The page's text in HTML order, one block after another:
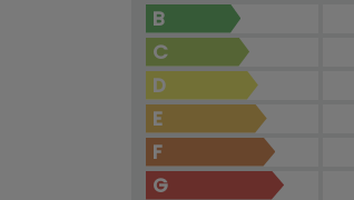
B
C
D
E
F
G